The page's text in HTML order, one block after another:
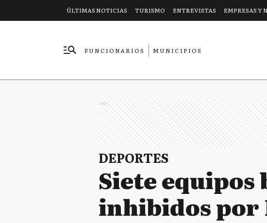
ÚLTIMAS NOTICIAS TURISMO ENTREVISTAS EMPRESAS Y
FUNCIONARIOS
MUNICIPIOS
Ads
DEPORTES
Siete
inhibidos por